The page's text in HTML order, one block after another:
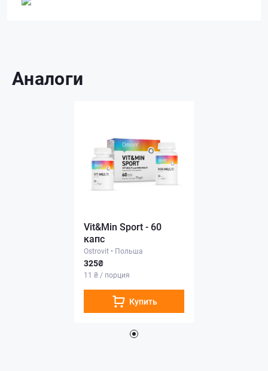
Аналоги
Vit&Min Sport - 60
капс
Ostrovit • Польша
325₴
11 ₴ / порция
Купить